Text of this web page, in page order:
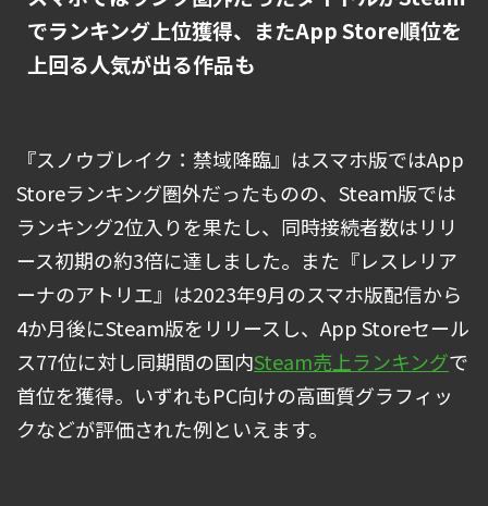
でランキング上位獲得、またApp Store順位を
上回る人気が出る作品も
『スノウブレイク：禁域降臨』はスマホ版ではApp
Storeランキング圏外だったものの、Steam版では
ランキング2位入りを果たし、同時接続者数はリリ
ース初期の約3倍に達しました。また『レスレリア
ーナのアトリエ』は2023年9月のスマホ版配信から
4か月後にSteam版をリリースし、App Storeセール
ス77位に対し同期間の国内Steam売上ランキングで
首位を獲得。いずれもPC向けの高画質グラフィッ
クなどが評価された例といえます。